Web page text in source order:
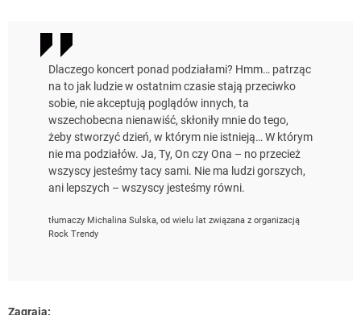
Dlaczego koncert ponad podziałami? Hmm… patrząc
na to jak ludzie w ostatnim czasie stają przeciwko
sobie, nie akceptują poglądów innych, ta
wszechobecna nienawiść, skłoniły mnie do tego,
żeby stworzyć dzień, w którym nie istnieją… W którym
nie ma podziałów. Ja, Ty, On czy Ona – no przecież
wszyscy jesteśmy tacy sami. Nie ma ludzi gorszych,
ani lepszych – wszyscy jesteśmy równi.
tłumaczy Michalina Sulska, od wielu lat związana z organizacją
Rock Trendy
Zagrają: